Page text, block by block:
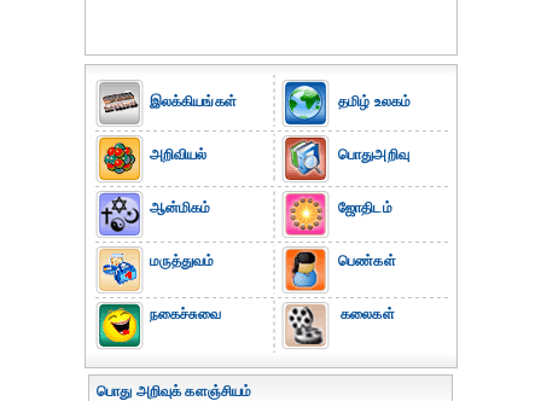
இலக்கியங்கள்
அறிவியல்
ஆன்மிகம்
மருத்துவம்
நகைச்சுவை
தமிழ் உலகம்
பொதுஅறிவு
ஜோதிடம்
பெண்கள்
கலைகள்
பொது அறிவுக் களஞ்சியம்